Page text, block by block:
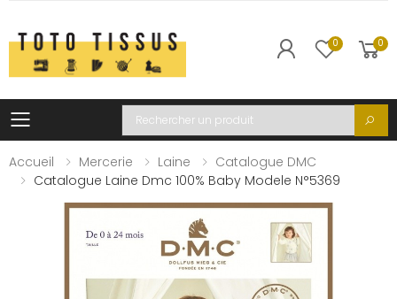
0 0
Toggle mobile menu
Recherche
Accueil
Mercerie Laine
Catalogue DMC
Catalogue Laine Dmc 100% Baby Modele N°5369